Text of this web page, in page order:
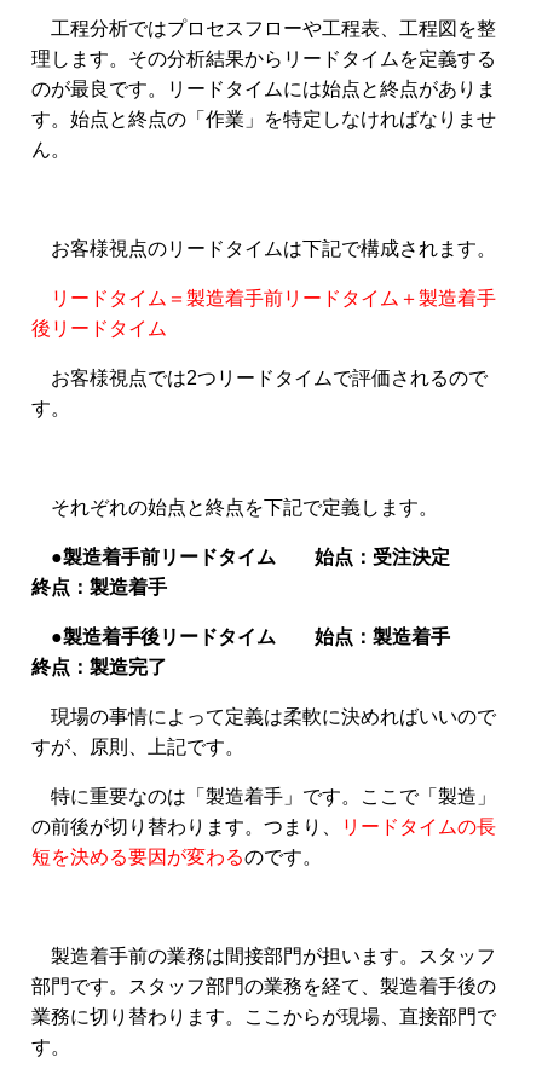
工程分析ではプロセスフローや工程表、工程図を整
理します。その分析結果からリードタイムを定義する
のが最良です。リードタイムには始点と終点がありま
す。始点と終点の「作業」を特定しなければなりませ
ん。
お客様視点のリードタイムは下記で構成されます。
リードタイム＝製造着手前リードタイム＋製造着手
後リードタイム
お客様視点では2つリードタイムで評価されるので
す。
それぞれの始点と終点を下記で定義します。
●製造着手前リードタイム 始点：受注決定
終点：製造着手
●製造着手後リードタイム 始点：製造着手
終点：製造完了
現場の事情によって定義は柔軟に決めればいいので
すが、原則、上記です。
特に重要なのは「製造着手」です。ここで「製造」
の前後が切り替わります。つまり、
リードタイムの長
短を決める要因が変わるのです。
製造着手前の業務は間接部門が担います。スタッフ
部門です。スタッフ部門の業務を経て、製造着手後の
業務に切り替わります。ここからが現場、直接部門で
す。